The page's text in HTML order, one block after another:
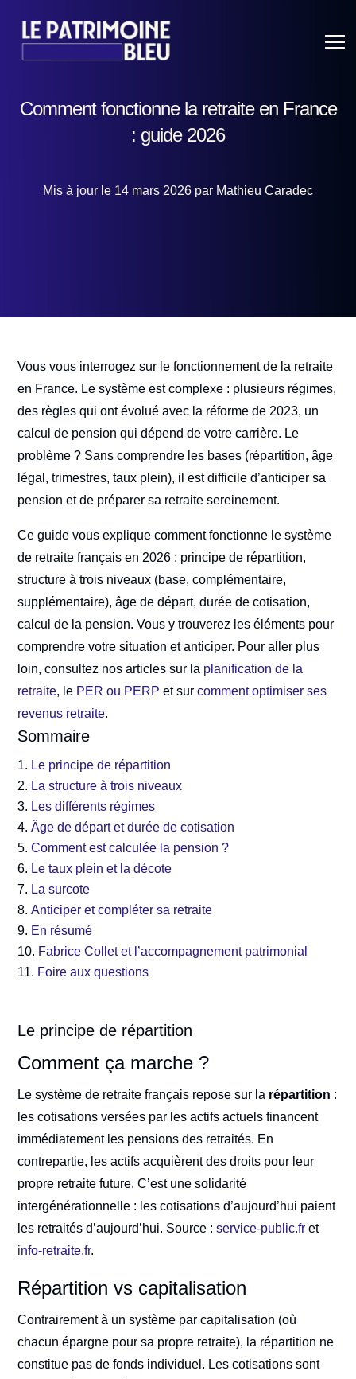
Comment fonctionne la retraite en France
: guide 2026
Mis à jour le 14 mars 2026 par Mathieu Caradec
Vous vous interrogez sur le fonctionnement de la retraite
en France. Le système est complexe : plusieurs régimes,
des règles qui ont évolué avec la réforme de 2023, un
calcul de pension qui dépend de votre carrière. Le
problème ? Sans comprendre les bases (répartition, âge
légal, trimestres, taux plein), il est difficile d’anticiper sa
pension et de préparer sa retraite sereinement.
Ce guide vous explique comment fonctionne le système
de retraite français en 2026 : principe de répartition,
structure à trois niveaux (base, complémentaire,
supplémentaire), âge de départ, durée de cotisation,
calcul de la pension. Vous y trouverez les éléments pour
comprendre votre situation et anticiper. Pour aller plus
loin, consultez nos articles sur la planification de la
retraite, le PER ou PERP et surcomment optimiser ses
revenus retraite.
Sommaire
Le principe de répartition
La structure à trois niveaux
Les différents régimes
Âge de départ et durée de cotisation
Comment est calculée la pension ?
Le taux plein et la décote
La surcote
Anticiper et compléter sa retraite
En résumé
Fabrice Collet et l’accompagnement patrimonial
Foire aux questions
Le principe de répartition
Comment ça marche ?
Le système de retraite français repose sur la répartition :
les cotisations versées par les actifs actuels financent
immédiatement les pensions des retraités. En
contrepartie, les actifs acquièrent des droits pour leur
propre retraite future. C’est une solidarité
intergénérationnelle : les cotisations d’aujourd’hui paient
les retraités d’aujourd’hui. Source :service-public.fr et
info-retraite.fr.
Répartition vs capitalisation
Contrairement à un système par capitalisation (où
chacun épargne pour sa propre retraite), la répartition ne
constitue pas de fonds individuel. Les cotisations sont